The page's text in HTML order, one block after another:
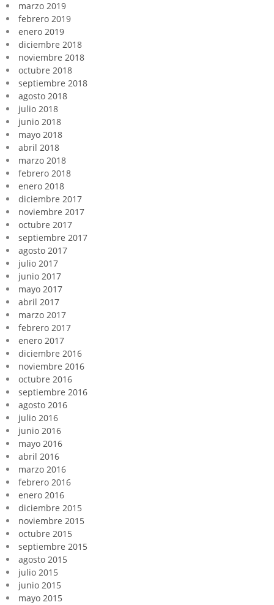
marzo 2019
febrero 2019
enero 2019
diciembre 2018
noviembre 2018
octubre 2018
septiembre 2018
agosto 2018
julio 2018
junio 2018
mayo 2018
abril 2018
marzo 2018
febrero 2018
enero 2018
diciembre 2017
noviembre 2017
octubre 2017
septiembre 2017
agosto 2017
julio 2017
junio 2017
mayo 2017
abril 2017
marzo 2017
febrero 2017
enero 2017
diciembre 2016
noviembre 2016
octubre 2016
septiembre 2016
agosto 2016
julio 2016
junio 2016
mayo 2016
abril 2016
marzo 2016
febrero 2016
enero 2016
diciembre 2015
noviembre 2015
octubre 2015
septiembre 2015
agosto 2015
julio 2015
junio 2015
mayo 2015